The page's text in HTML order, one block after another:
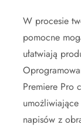
W procesie
pomocne
ułatwiają
Premiere Pro
napisów z